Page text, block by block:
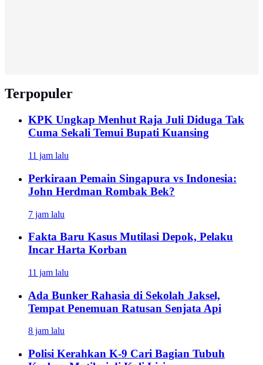
Terpopuler
KPK Ungkap Menhut Raja Juli Diduga Tak
Cuma Sekali Temui Bupati Kuansing
11 jam lalu
Perkiraan Pemain Singapura vs Indonesia:
John Herdman Rombak Bek?
7 jam lalu
Fakta Baru Kasus Mutilasi Depok, Pelaku
Incar Harta Korban
11 jam lalu
Ada Bunker Rahasia di Sekolah Jaksel,
Tempat Penemuan Ratusan Senjata Api
8 jam lalu
Polisi Kerahkan K-9 Cari Bagian Tubuh